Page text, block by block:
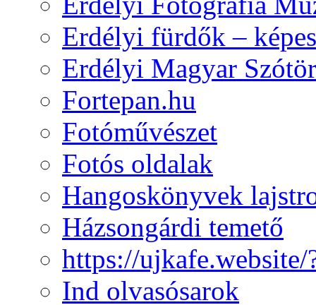
Erdélyi fürdők –
Erdélyi Magyar
Fortepan.hu
Fotóművészet
Fotós oldalak
Hangoskönyvek
Házsongárdi temető
https://
Ind olvasósarok